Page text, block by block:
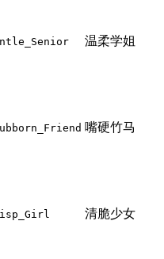
温柔学姐
嘴硬竹马
清脆少女